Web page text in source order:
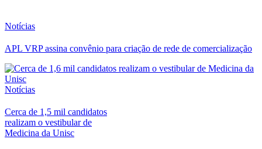
Notícias
APL VRP assina convênio para criação de rede de comercialização
Notícias
Cerca de 1,5 mil candidatos
realizam o vestibular de
Medicina da Unisc